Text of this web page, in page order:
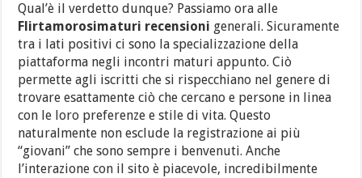
Qual’è il verdetto dunque? Passiamo ora alle
Flirtamorosimaturi recensioni generali. Sicuramente
tra i lati positivi ci sono la specializzazione della
piattaforma negli incontri maturi appunto. Ciò
permette agli iscritti che si rispecchiano nel genere di
trovare esattamente ciò che cercano e persone in linea
con le loro preferenze e stile di vita. Questo
naturalmente non esclude la registrazione ai più
“giovani” che sono sempre i benvenuti. Anche
l’interazione con il sito è piacevole, incredibilmente